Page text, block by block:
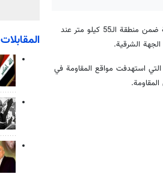
أنه تصدت الدفاعات الجوية في قاعدة التنف الأميركية الواقعة ضمن منطقة الـ55 كيلو متر عند
الشرقية.
24 ساعة من الضربات الجوية التي استهدفت مواقع المقاومة في
المقابلات